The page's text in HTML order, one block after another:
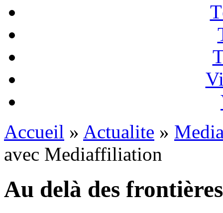
Accueil » Actualite »
avec Mediaffiliation
Au delà des